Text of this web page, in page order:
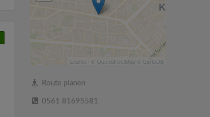
Leaflet | © OpenStreetMap © CartoDB
Route planen
0561 81695581